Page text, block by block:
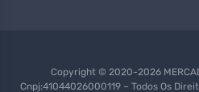
Copyright © 2020-2026
Cnpj:41044026000119 – Todos Os